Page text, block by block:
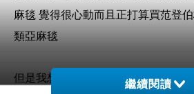
麻毯 覺得很心動而且正打算買范登
類亞麻毯
但是我想范登伯格 貝蒂自然簡約進
繼續閱讀